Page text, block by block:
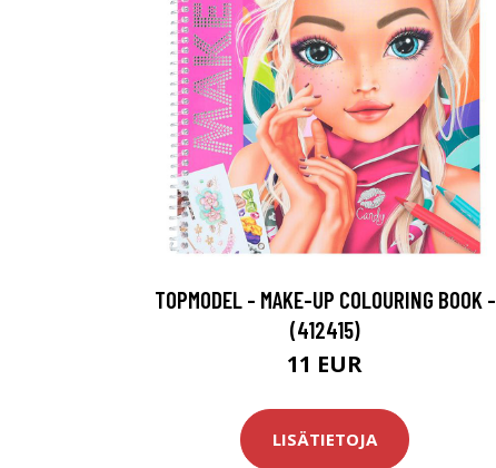
TOPMODEL - MAKE-UP COLOURING BOOK -
(412415)
11 EUR
LISÄTIETOJA